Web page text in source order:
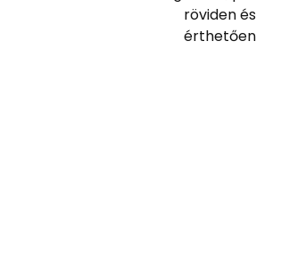
röviden és
érthetően